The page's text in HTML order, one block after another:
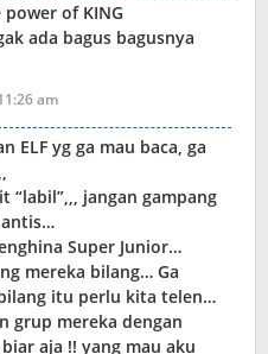
power of KING
ada bagus bagusnya
am
ELF yg ga mau baca, ga
“labil”,,, jangan gampang
antis…
Super Junior…
mereka bilang… Ga
itu perlu kita telen…
grup mereka dengan
aja !! yang mau aku